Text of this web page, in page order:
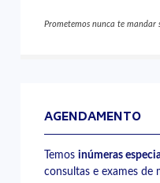
Prometemos nunca te mandar
AGENDAMENTO
Temosinúmeras
consultas e exames de